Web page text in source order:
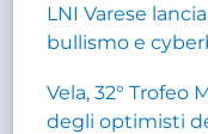
LNI Varese
bullismo e
Vela, 32° Trofeo
degli optimisti